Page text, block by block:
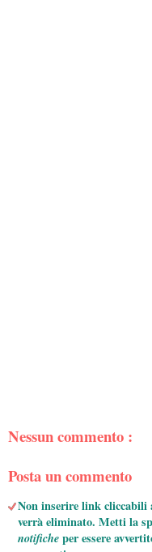
Nessun commento :
Posta un commento
Non inserire link
verrà eliminato. Metti la
notificheper essere